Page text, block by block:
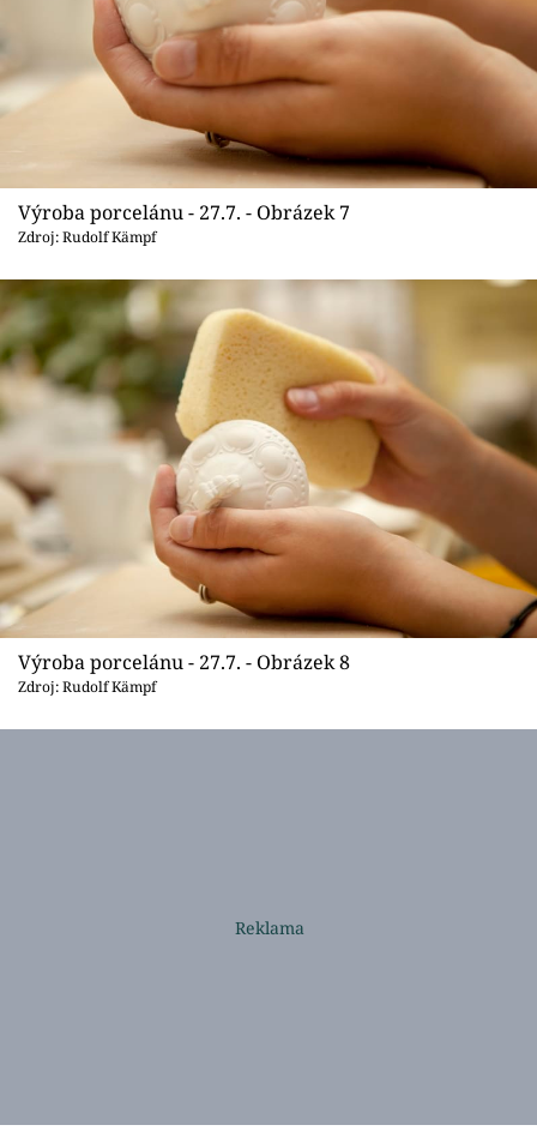
Výroba porcelánu - 27.7. - Obrázek 7
Zdroj: Rudolf Kämpf
Výroba porcelánu - 27.7. - Obrázek 8
Zdroj: Rudolf Kämpf